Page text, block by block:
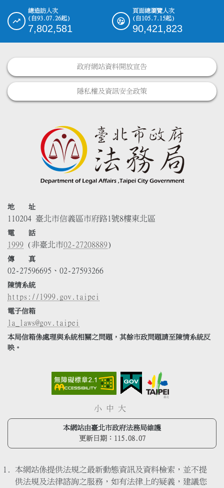
總造訪人次
(自93.07.26起)
7,802,581
頁面總瀏覽人次
(自105.7.15起)
90,421,823
政府網站資料開放宣告
隱私權及資訊安全政策
地 址
110204 臺北市信義區市府路1號8樓東北區
電 話
1999 (非臺北市02-27208889)
傳 真
02-27596695、02-27593266
陳情系統
https://1999.gov.taipei
電子信箱
la_laws@gov.taipei
本局信箱係處理與系統相關之問題，其餘市政問題請至陳情系統反
映。
小 中 大
本網站由臺北市政府法務局維護
更新日期： 115.08.07
本網站係提供法規之最新動態資訊及資料檢索，並不提
供法規及法律諮詢之服務，如有法律上的疑義，建議您